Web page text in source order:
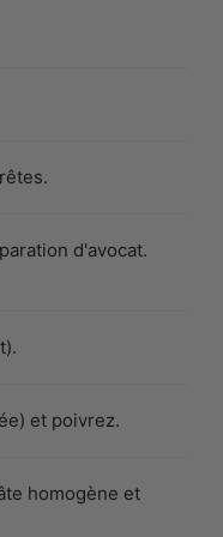
d'avocat.
et poivrez.
homogène et